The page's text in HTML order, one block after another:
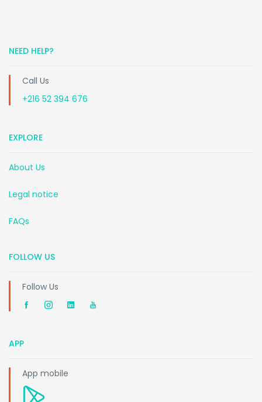
NEED HELP?
Call Us
+216 52 394 676
EXPLORE
About Us
Legal notice
FAQs
FOLLOW US
Follow Us
APP
App mobile